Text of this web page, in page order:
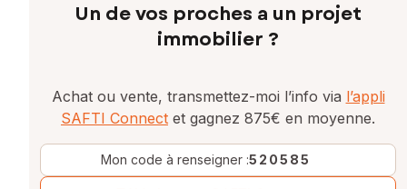
Un de vos proches a un projet
immobilier ?
Achat ou vente, transmettez-moi l’info via l’appli
SAFTI Connect et gagnez 875€ en moyenne.
Mon code à renseigner :520585